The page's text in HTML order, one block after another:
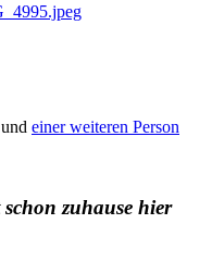
und einer weiteren Person
schon zuhause hier